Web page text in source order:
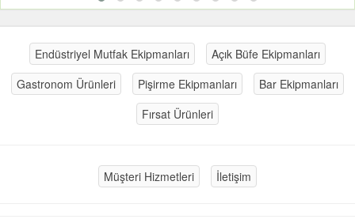
Endüstriyel Mutfak Ekipmanları
Açık Büfe Ekipmanları
Gastronom Ürünleri
Pişirme Ekipmanları
Bar Ekipmanları
Fırsat Ürünleri
Müşteri Hizmetleri İletişim